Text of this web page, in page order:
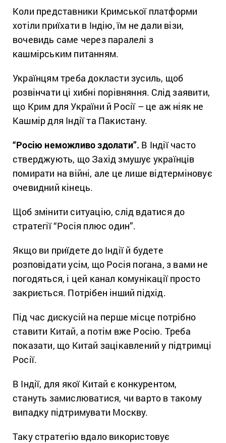
Коли представники Кримської платформи
хотіли приїхати в Індію, їм не дали візи,
вочевидь саме через паралелі з
кашмірським питанням.
Українцям треба докласти зусиль, щоб
розвінчати ці хибні порівняння. Слід заявити,
що Крим для України й Росії – це аж ніяк не
Кашмір для Індії та Пакистану.
“Росію неможливо здолати”. В Індії часто
стверджують, що Захід змушує українців
помирати на війні, але це лише відтерміновує
очевидний кінець.
Щоб змінити ситуацію, слід вдатися до
стратегії “Росія плюс один”.
Якщо ви приїдете до Індії й будете
розповідати усім, що Росія погана, з вами не
погодяться, і цей канал комунікації просто
закриється. Потрібен інший підхід.
Під час дискусій на перше місце потрібно
ставити Китай, а потім вже Росію. Треба
показати, що Китай зацікавлений у підтримці
Росії.
В Індії, для якої Китай є конкурентом,
стануть замислюватися, чи варто в такому
випадку підтримувати Москву.
Таку стратегію вдало використовує